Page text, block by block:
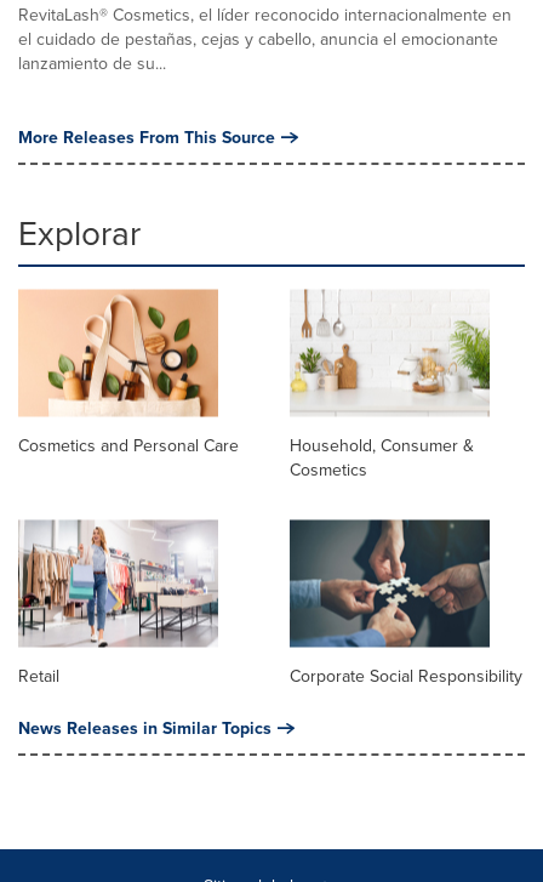
RevitaLash® Cosmetics, el líder reconocido internacionalmente en
el cuidado de pestañas, cejas y cabello, anuncia el emocionante
lanzamiento de su...
More Releases From This Source
Explorar
Cosmetics and Personal Care
Household, Consumer &
Cosmetics
Retail Corporate Social Responsibility
News Releases in Similar Topics